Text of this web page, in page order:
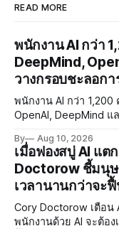
READ MORE
พนักงาน AI กว่า
DeepMind,
วางกรอบชะลอก
พนักงาน AI กว่า
OpenAI, DeepMind
จังหวะการพัฒนา AI ท่า
Misalignment
By Aug 10, 2026
เมื่อฟองสบู่ AI แต
Doctorow ชี้มนุษ
เวลานานกว่าจะ
Cory Doctorow เตือน
พนักงานด้วย AI จะต้อ